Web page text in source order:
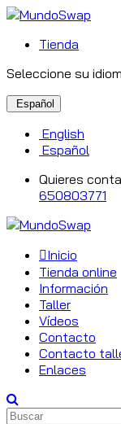
Tienda
Seleccione su
Español
English
Español
Quieres
650803771
Inicio
Tienda online
Información
Taller
Vídeos
Contacto
Contacto
Enlaces